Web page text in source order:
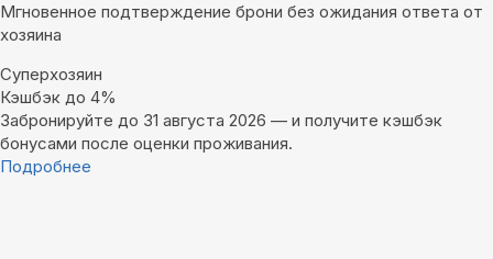
Мгновенное подтверждение брони без ожидания ответа от
хозяина
Суперхозяин
Кэшбэк до 4%
Забронируйте до 31 августа 2026 — и получите кэшбэк
бонусами после оценки проживания.
Подробнее